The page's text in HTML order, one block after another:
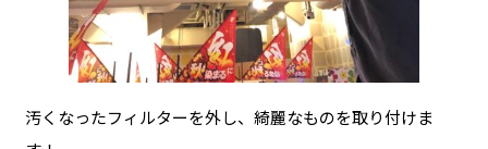
汚くなったフィルターを外し、綺麗なものを取り付けま